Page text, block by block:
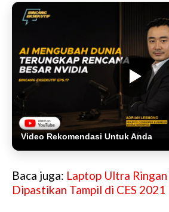
Video Rekomendasi Untuk Anda
Baca juga: Laptop Ultra Ringan
Dipastikan Tampil di CES 2021